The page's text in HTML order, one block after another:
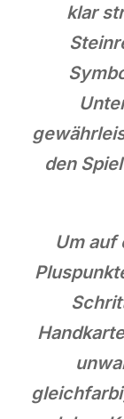
klar
den
Um auf